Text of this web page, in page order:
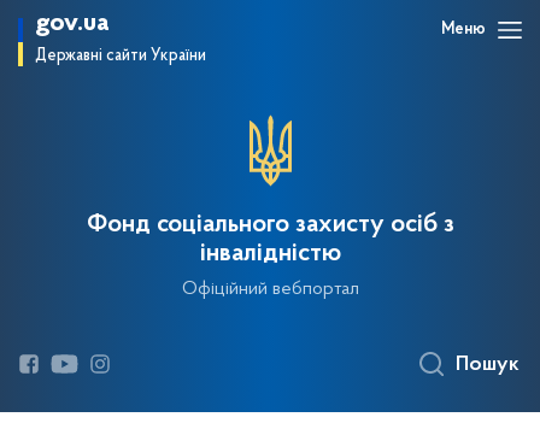
gov.ua
Державні сайти України
Меню
Фонд соціального захисту осіб з
інвалідністю
Офіційний вебпортал
Пошук